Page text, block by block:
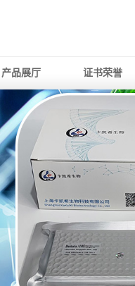
产品展厅 证书荣誉